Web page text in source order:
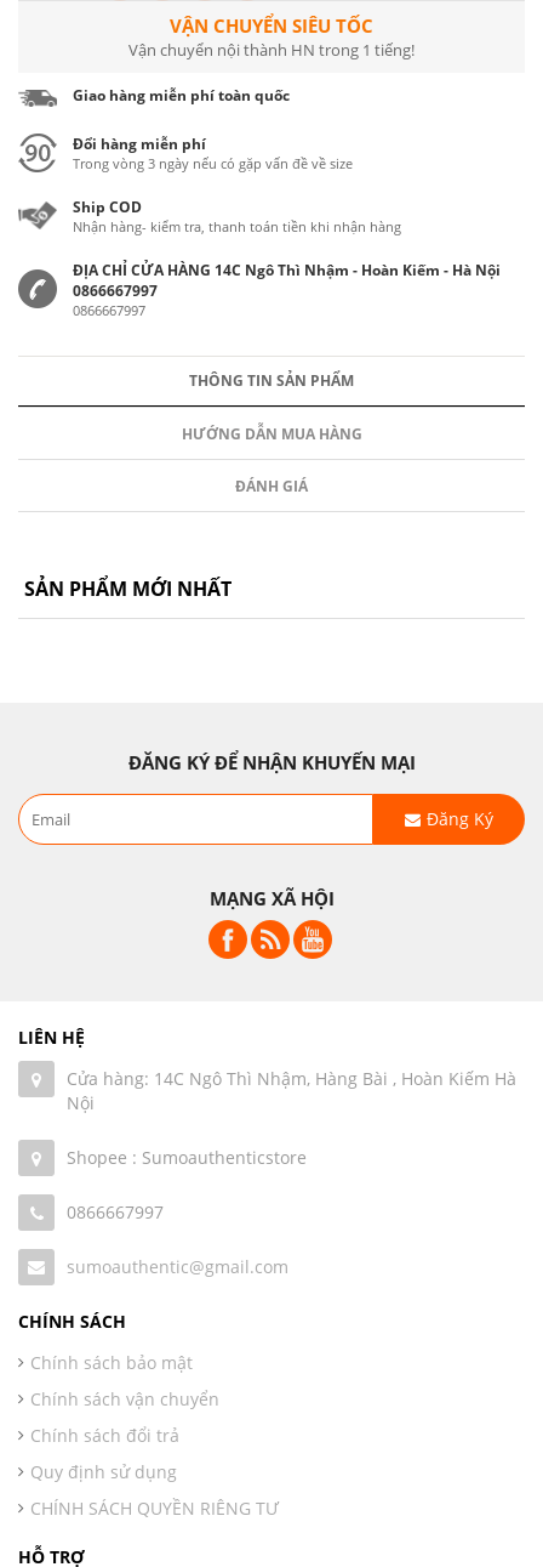
VẬN CHUYỂN SIÊU TỐC
Vận chuyển nội thành HN trong 1 tiếng!
Giao hàng miễn phí toàn quốc
Đổi hàng miễn phí
Trong vòng 3 ngày nếu có gặp vấn đề về size
Ship COD
Nhận hàng- kiểm tra, thanh toán tiền khi nhận hàng
ĐỊA CHỈ CỬA HÀNG 14C Ngô Thì Nhậm - Hoàn Kiếm - Hà Nội
0866667997
0866667997
THÔNG TIN SẢN PHẨM
HƯỚNG DẪN MUA HÀNG
ĐÁNH GIÁ
SẢN PHẨM MỚI NHẤT
ĐĂNG KÝ ĐỂ NHẬN KHUYẾN MẠI
Đăng Ký
MẠNG XÃ HỘI
LIÊN HỆ
Cửa hàng: 14C Ngô Thì Nhậm, Hàng Bài , Hoàn Kiếm Hà
Nội
Shopee : Sumoauthenticstore
0866667997
sumoauthentic@gmail.com
CHÍNH SÁCH
Chính sách bảo mật
Chính sách vận chuyển
Chính sách đổi trả
Quy định sử dụng
CHÍNH SÁCH QUYỀN RIÊNG TƯ
HỖ TRỢ